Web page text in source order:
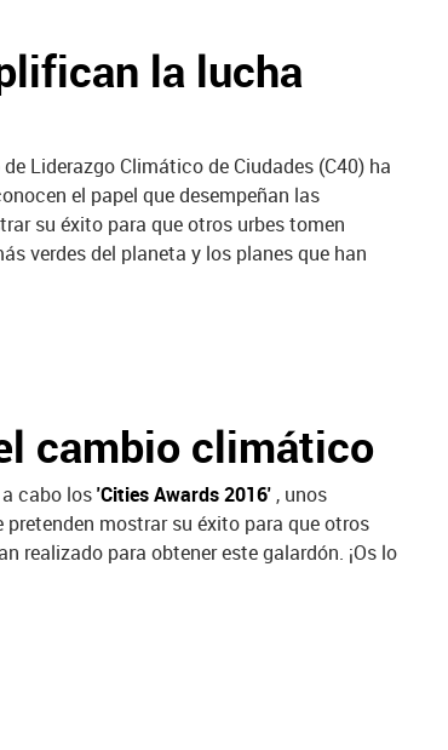
la lucha
Liderazgo Climático de Ciudades (C40) ha
el papel que desempeñan las
su éxito para que otros urbes tomen
verdes del planeta y los planes que han
cambio climático
cabo los'Cities Awards 2016', unos
mostrar su éxito para que otros
realizado para obtener este galardón. ¡Os lo